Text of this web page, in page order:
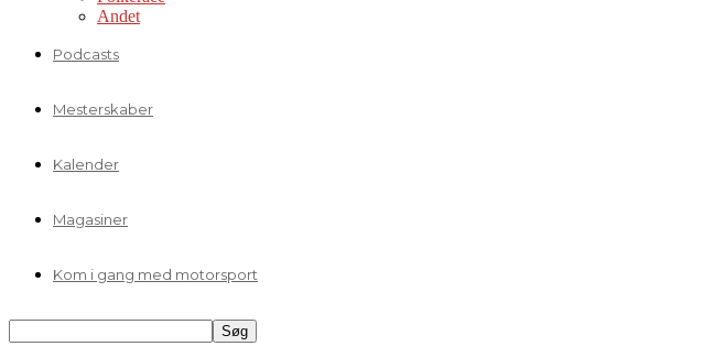
Andet
Podcasts
Mesterskaber
Kalender
Magasiner
Kom i gang med motorsport